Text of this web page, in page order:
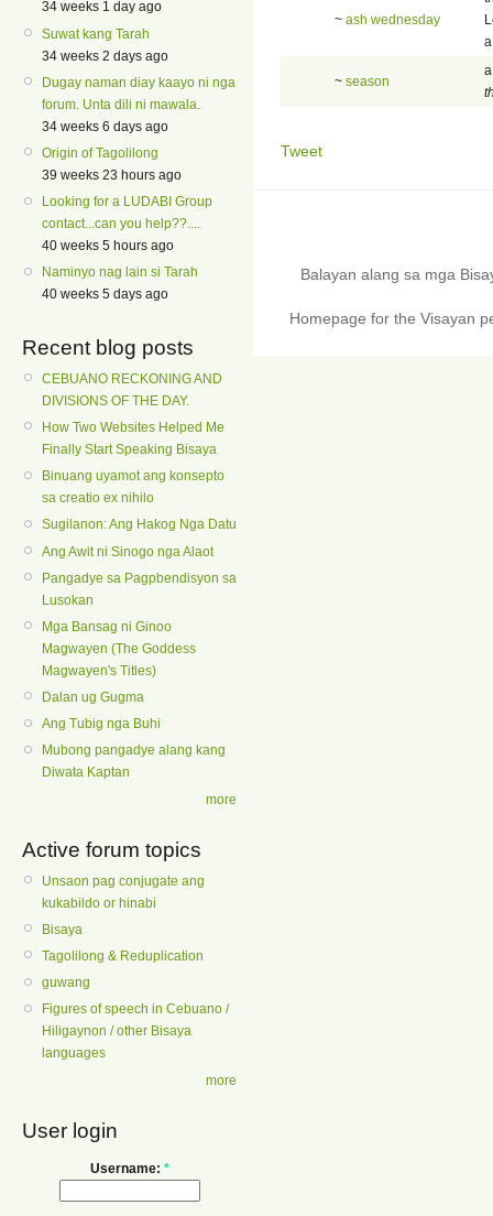
34 weeks 1 day ago
Suwat kang Tarah
34 weeks 2 days ago
Dugay naman diay kaayo ni nga
forum. Unta dili ni mawala.
34 weeks 6 days ago
Origin of Tagolilong
39 weeks 23 hours ago
Looking for a LUDABI Group
contact...can you help??....
40 weeks 5 hours ago
Naminyo nag lain si Tarah
40 weeks 5 days ago
Recent blog posts
CEBUANO RECKONING AND
DIVISIONS OF THE DAY.
How Two Websites Helped Me
Finally Start Speaking Bisaya
Binuang uyamot ang konsepto
sa creatio ex nihilo
Sugilanon: Ang Hakog Nga Datu
Ang Awit ni Sinogo nga Alaot
Pangadye sa Pagpbendisyon sa
Lusokan
Mga Bansag ni Ginoo
Magwayen (The Goddess
Magwayen's Titles)
Dalan ug Gugma
Ang Tubig nga Buhi
Mubong pangadye alang kang
Diwata Kaptan
more
Active forum topics
Unsaon pag conjugate ang
kukabildo or hinabi
Bisaya
Tagolilong & Reduplication
guwang
Figures of speech in Cebuano /
Hiligaynon / other Bisaya
languages
more
User login
Username: *
~ ash wednesday
~ season
Tweet
Balayan alang sa mga
Homepage for the Visayan